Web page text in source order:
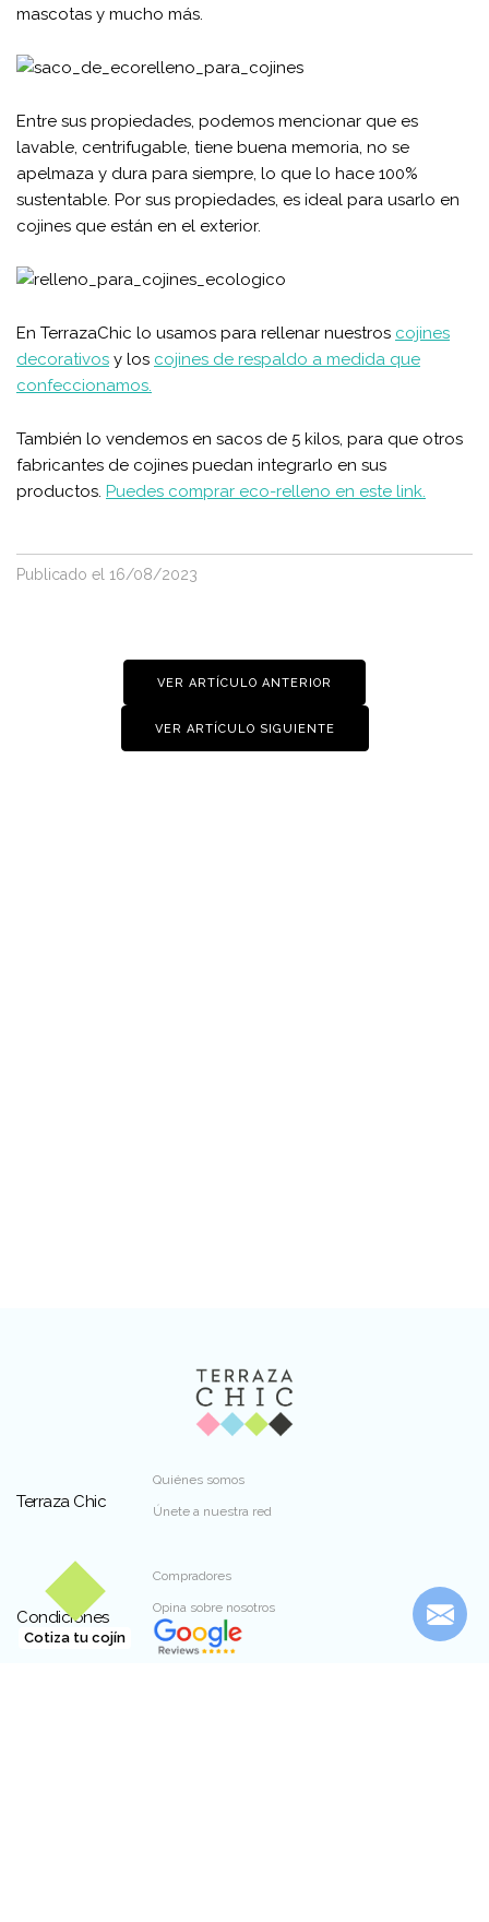
mascotas y mucho más.
Entre sus propiedades, podemos mencionar que es
lavable, centrifugable, tiene buena memoria, no se
apelmaza y dura para siempre, lo que lo hace 100%
sustentable. Por sus propiedades, es ideal para usarlo en
cojines que están en el exterior.
En TerrazaChic lo usamos para rellenar nuestros cojines
decorativos y los cojines de respaldo a medida que
confeccionamos.
También lo vendemos en sacos de 5 kilos, para que otros
fabricantes de cojines puedan integrarlo en sus
productos. Puedes comprar eco-relleno en este link.
Publicado el 16/08/2023
VER ARTÍCULO ANTERIOR
VER ARTÍCULO SIGUIENTE
Terraza Chic
Quiénes somos
Únete a nuestra red
Condiciones
Compradores
Opina sobre nosotros
Cotiza tu cojín